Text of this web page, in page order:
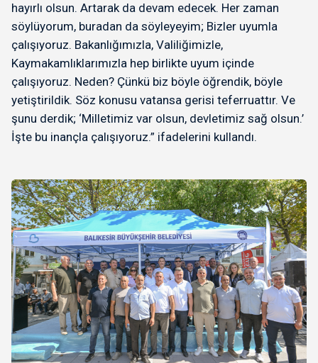
hayırlı olsun. Artarak da devam edecek. Her zaman
söylüyorum, buradan da söyleyeyim; Bizler uyumla
çalışıyoruz. Bakanlığımızla, Valiliğimizle,
Kaymakamlıklarımızla hep birlikte uyum içinde
çalışıyoruz. Neden? Çünkü biz böyle öğrendik, böyle
yetiştirildik. Söz konusu vatansa gerisi teferruattır. Ve
şunu derdik; ‘Milletimiz var olsun, devletimiz sağ olsun.’
İşte bu inançla çalışıyoruz.” ifadelerini kullandı.